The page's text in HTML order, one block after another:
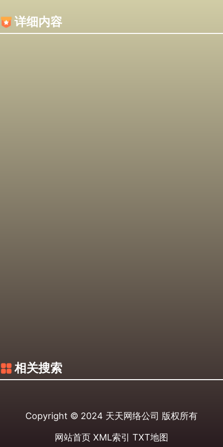
详细内容
相关搜索
Copyright © 2024 天天网络公司 版权所有
网站首页 XML索引 TXT地图